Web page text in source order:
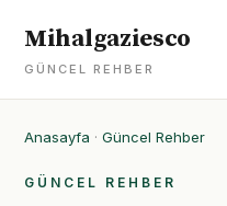
Mihalgaziesco
GÜNCEL REHBER
Anasayfa · Güncel Rehber
GÜNCEL REHBER